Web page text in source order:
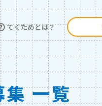
てくためとは？
一覧